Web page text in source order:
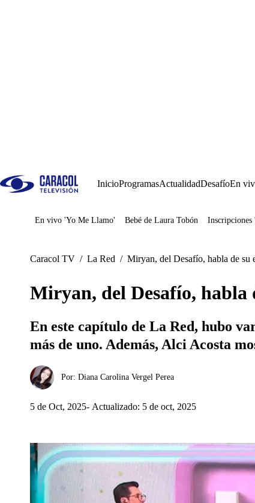
InicioProgramasActualidadDesafíoEn
Juegos
En vivo 'Yo Me Llamo' Bebé de Laura Tobón Inscripciones
Caracol TV / La Red / Miryan, del Desafío, habla de su
Miryan, del Desafío, habla
En este capítulo de La Red, hubo
más de uno. Además, Alci Acosta
Por: Diana Carolina Vergel Perea
5 de Oct, 2025 Actualizado: 5 de oct, 2025